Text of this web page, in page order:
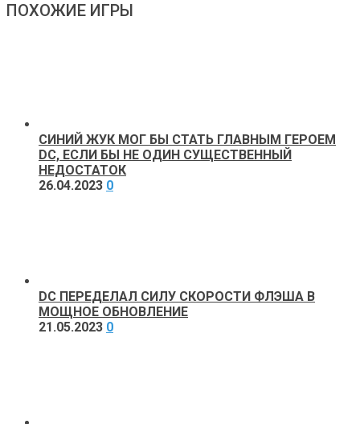
ПОХОЖИЕ ИГРЫ
СИНИЙ ЖУК МОГ БЫ СТАТЬ ГЛАВНЫМ ГЕРОЕМ
DC, ЕСЛИ БЫ НЕ ОДИН СУЩЕСТВЕННЫЙ
НЕДОСТАТОК
26.04.2023 0
DC ПЕРЕДЕЛАЛ СИЛУ СКОРОСТИ ФЛЭША В
МОЩНОЕ ОБНОВЛЕНИЕ
21.05.2023 0